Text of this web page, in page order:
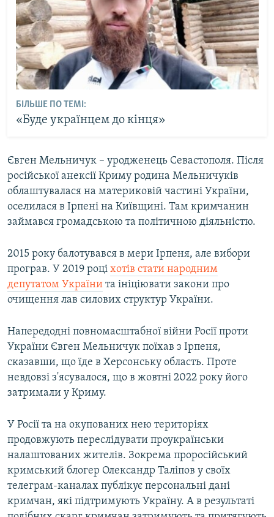
БІЛЬШЕ ПО ТЕМІ:
«Буде українцем до кінця»
Євген Мельничук – уродженець Севастополя. Після
російської анексії Криму родина Мельничуків
облаштувалася на материковій частині України,
оселилася в Ірпені на Київщині. Там кримчанин
займався громадською та політичною діяльністю.
2015 року балотувався в мери Ірпеня, але вибори
програв. У 2019 році хотів стати народним
депутатом України та ініціювати закони про
очищення лав силових структур України.
Напередодні повномасштабної війни Росії проти
України Євген Мельничук поїхав з Ірпеня,
сказавши, що їде в Херсонську область. Проте
невдовзі з'ясувалося, що в жовтні 2022 року його
затримали у Криму.
У Росії та на окупованих нею територіях
продовжують переслідувати проукраїнськи
налаштованих жителів. Зокрема проросійський
кримський блогер Олександр Таліпов у своїх
телеграм-каналах публікує персональні дані
кримчан, які підтримують Україну. А в результаті